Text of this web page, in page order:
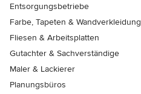
Entsorgungsbetriebe
Farbe, Tapeten & Wandverkleidung
Fliesen & Arbeitsplatten
Gutachter & Sachverständige
Maler & Lackierer
Planungsbüros